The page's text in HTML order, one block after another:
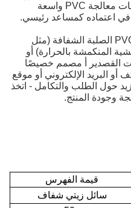
الفائز جعله الخيار الأفضل لمؤسسات معالجة PVC واسعة
في اعتماده كمساعد رئيسي.
سواء كان مصنعك يصنع منتجات PVC الصلبة الشفافة (مثل
المنكمشة بالحرارة) أو
القصدير أ مصمم خصيصًا
أو البريد الإلكتروني أو موقع
حول الطلب والتكامل - اتخذ
وجودة المنتج.
قيمة الفهرس
سائل زيتي شفاف